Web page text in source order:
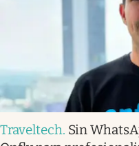
Traveltech. Sin